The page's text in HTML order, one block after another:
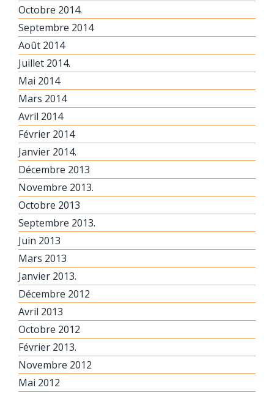
Octobre 2014.
Septembre 2014
Août 2014
Juillet 2014.
Mai 2014
Mars 2014
Avril 2014
Février 2014
Janvier 2014.
Décembre 2013
Novembre 2013.
Octobre 2013
Septembre 2013.
Juin 2013
Mars 2013
Janvier 2013.
Décembre 2012
Avril 2013
Octobre 2012
Février 2013.
Novembre 2012
Mai 2012